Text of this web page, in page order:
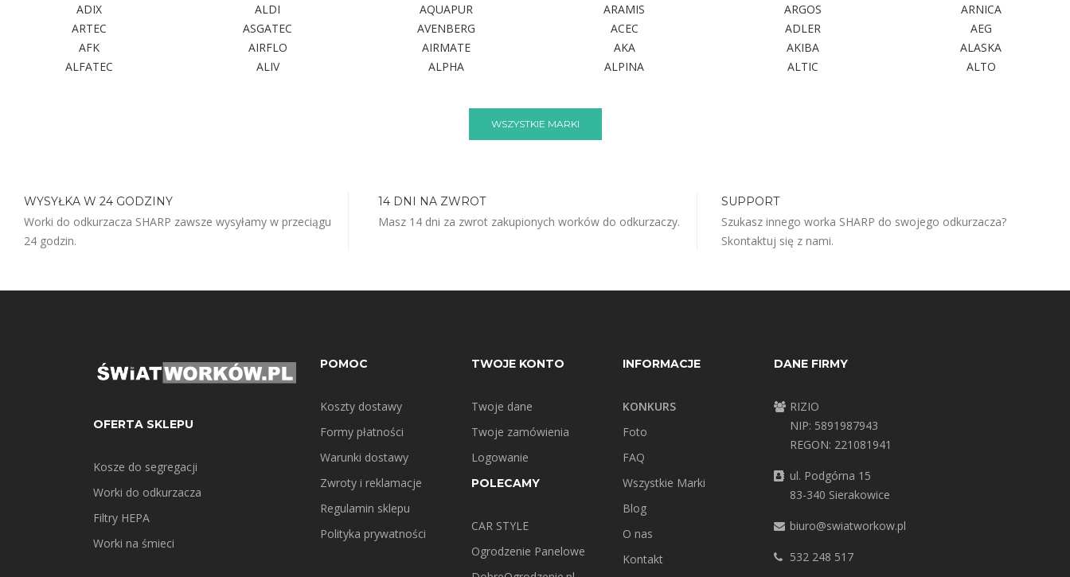
ADIX ALDI AQUAPUR ARAMIS ARGOS
ARNICA
ARTEC
ASGATEC AVENBERG ACEC ADLER
AEG
AFK
AIRFLO AIRMATE AKA AKIBA
ALASKA
ALFATEC
ALIV ALPHA ALPINA ALTIC ALTO
WSZYSTKIE MARKI
WYSYŁKA W 24 GODZINY
Worki do odkurzacza SHARP zawsze wysyłamy w przeciągu
24 godzin.
14 DNI NA ZWROT
Masz 14 dni za zwrot zakupionych worków do odkurzaczy.
SUPPORT
Szukasz innego worka SHARP do swojego odkurzacza?
Skontaktuj się z nami.
OFERTA SKLEPU
Kosze do segregacji
Worki do odkurzacza
Filtry HEPA
Worki na śmieci
POMOC
Koszty dostawy
Formy płatności
Warunki dostawy
Zwroty i reklamacje
Regulamin sklepu
Polityka prywatności
TWOJE KONTO
Twoje dane
Twoje zamówienia
Logowanie
POLECAMY
CAR STYLE
Ogrodzenie Panelowe
INFORMACJE
KONKURS
Foto
FAQ
Wszystkie Marki
Blog
O nas
Kontakt
DANE FIRMY
RIZIO
NIP: 5891987943
REGON: 221081941
ul. Podgórna 15
83-340 Sierakowice
biuro@swiatworkow.pl
532 248 517